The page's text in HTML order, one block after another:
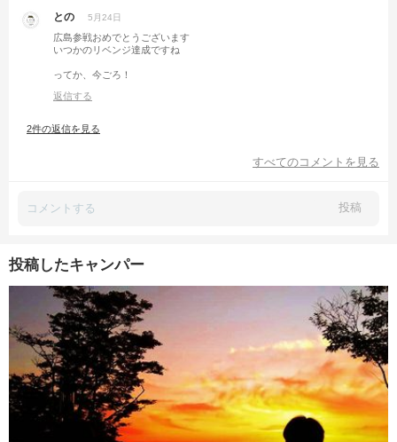
との 5月24日
広島参戦おめでとうございます
いつかのリベンジ達成ですね
ってか、今ごろ！
返信する
2件の返信を見る
すべてのコメントを見る
投稿
投稿したキャンパー